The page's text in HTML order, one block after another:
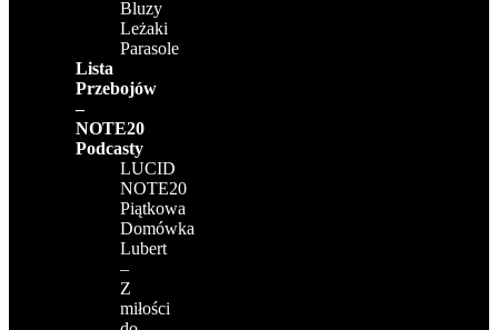
Bluzy
Leżaki
Parasole
Lista
Przebojów
–
NOTE20
Podcasty
LUCID
NOTE20
Piątkowa
Domówka
Lubert
–
Z
miłości